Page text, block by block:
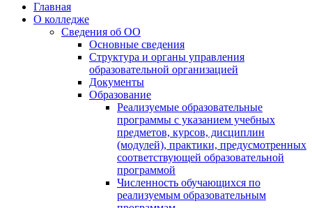
Главная
О колледже
Сведения об ОО
Основные сведения
Структура и органы управления
образовательной организацией
Документы
Образование
Реализуемые образовательные
программы с указанием учебных
предметов, курсов, дисциплин
(модулей), практики, предусмотренных
соответствующей образовательной
программой
Численность обучающихся по
реализуемым образовательным